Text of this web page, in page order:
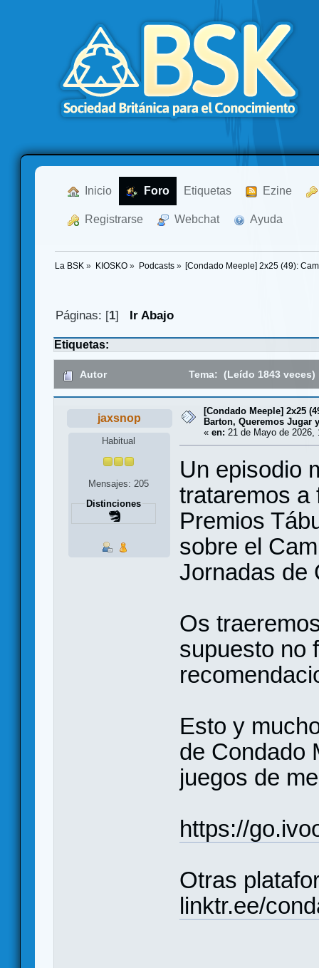
Inicio Foro Etiquetas Ezine
Registrarse Webchat Ayuda
La BSK » KIOSKO» Podcasts» [Condado Meeple] 2x25 (49):
Páginas: [1] Ir Abajo
Etiquetas:
Autor Tema: (Leído 1843 veces)
jaxsnop
Habitual
Mensajes: 205
Distinciones
[Condado Meeple] 2x25
Barton, Queremos Jugar
« en: 21 de Mayo de 2026,
Un episodio
trataremos a
Premios
sobre el
Jornadas de
Os
supuesto no
Esto y
de Condado
juegos de
https://
Otras
linktr.ee/